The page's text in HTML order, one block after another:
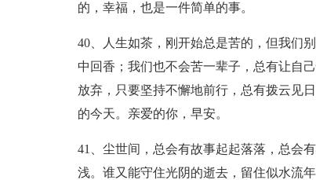
的，幸福，也是一件简单的事。
40、人生如茶，刚开始总是苦的，但我们
中回香；我们也不会苦一辈子，总有让自
放弃，只要坚持不懈地前行，总有拨云见
的今天。亲爱的你，早安。
41、尘世间，总会有故事起起落落，总会
浅。谁又能守住光阴的逝去，留住似水流